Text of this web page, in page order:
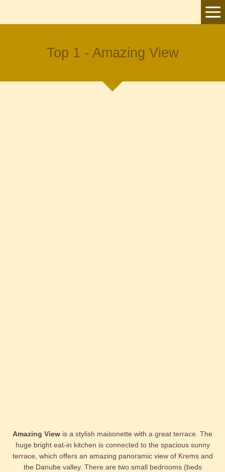
Top 1 - Amazing View
Amazing View is a stylish maisonette with a great terrace. The
huge bright eat-in kitchen is connected to the spacious sunny
terrace, which offers an amazing panoramic view of Krems and
the Danube valley. There are two small bedrooms (beds